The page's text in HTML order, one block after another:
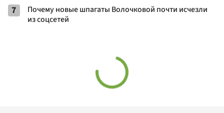
7
Почему новые шпагаты Волочковой почти исчезли
из соцсетей